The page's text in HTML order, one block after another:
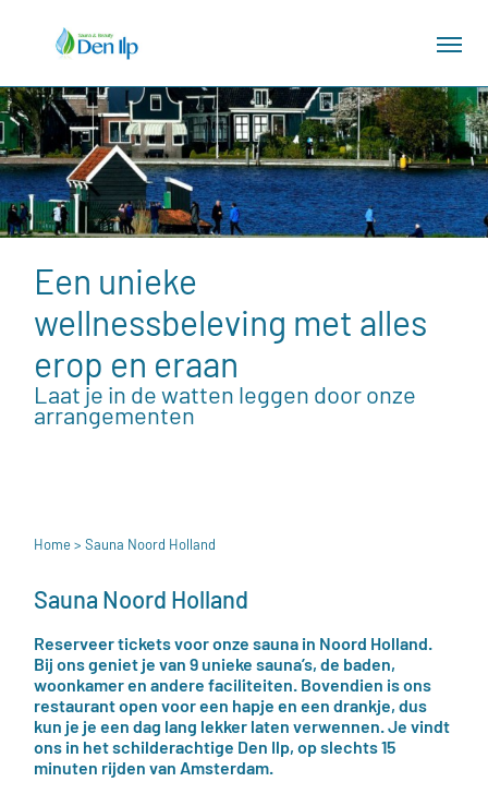
Een unieke
wellnessbeleving met alles
erop en eraan
Laat je in de watten leggen door onze
arrangementen
Home> Sauna Noord Holland
Sauna Noord Holland
Reserveer tickets voor onze sauna in Noord Holland.
Bij ons geniet je van 9 unieke sauna’s, de baden,
woonkamer en andere faciliteiten. Bovendien is ons
restaurant open voor een hapje en een drankje, dus
kun je je een dag lang lekker laten verwennen. Je vindt
ons in het schilderachtige Den Ilp, op slechts 15
minuten rijden van Amsterdam.